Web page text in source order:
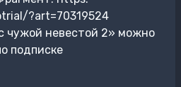
?art=70319524
чужой невестой 2» можно
подписке